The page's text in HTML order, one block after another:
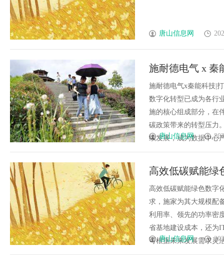
唐山信息网
施耐德电气 x 秦
施耐德电气x秦能科技|
数字化转型已成为各行
施的核心组成部分，在
碳政策带来的转型压力
续发展，成为数据中心
唐山信息网
高效低碳赋能绿
高效低碳赋能绿色数字
求，施家为其大规模配
利用率、领先的功率密
省基地建设成本，还为
可根据未来发展需求灵
唐山信息网